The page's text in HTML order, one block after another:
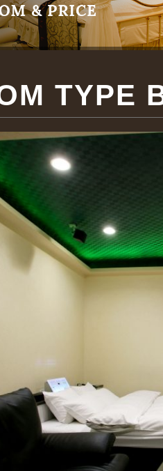
TYPE